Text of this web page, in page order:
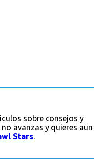
sobre consejos y
avanzas y quieres aun
Stars.